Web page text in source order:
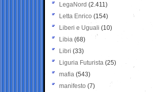
LegaNord (2.411)
Letta Enrico (154)
Liberi e Uguali (10)
Libia (68)
Libri (33)
Liguria Futurista (25)
mafia (543)
manifesto (7)